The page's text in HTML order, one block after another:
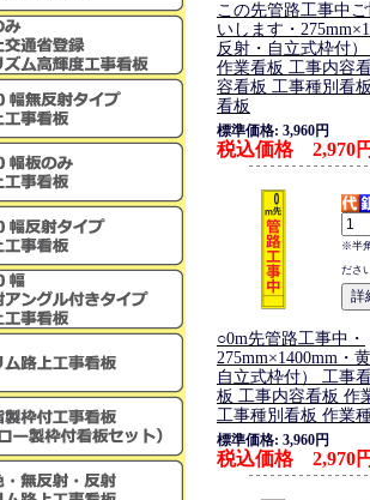
この先管路工事中
いします・
反射・自立式枠付
作業看板 工事内容
容看板 工事種別看
看板
標準価格: 3,960円
税込価格 2,970
※半
ださ
○0m先管路工事中・
275mm×1400mm・
自立式枠付） 工事
板 工事内容看板 作
工事種別看板 作業
標準価格: 3,960円
税込価格 2,970